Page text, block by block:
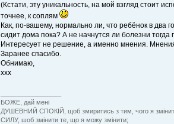
(Кстати, эту уникальность, на мой взгляд стоит
точнее, к соплям
Как, по-вашему, нормально ли, что ребёнок в два
сидит дома пока? А не начнутся ли болезни тогда
Интересует не решение, а именно мнения. Мнения
Заранее спасибо.
Обнимаю,
ххх
БОЖЕ, дай менi
ДУШЕВНИЙ СПОКIЙ, щоб змиритись з тим, чого я
СИЛУ, шоб змiнити те, що я можу змiнити;